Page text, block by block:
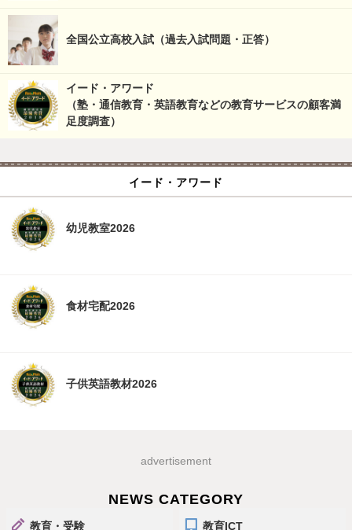
全国公立高校入試（過去入試問題・正答）
イード・アワード
（塾・通信教育・英語教育などの教育サービスの顧客満
足度調査）
イード・アワード
幼児教室2026
食材宅配2026
子供英語教材2026
advertisement
NEWS CATEGORY
教育・受験 教育ICT